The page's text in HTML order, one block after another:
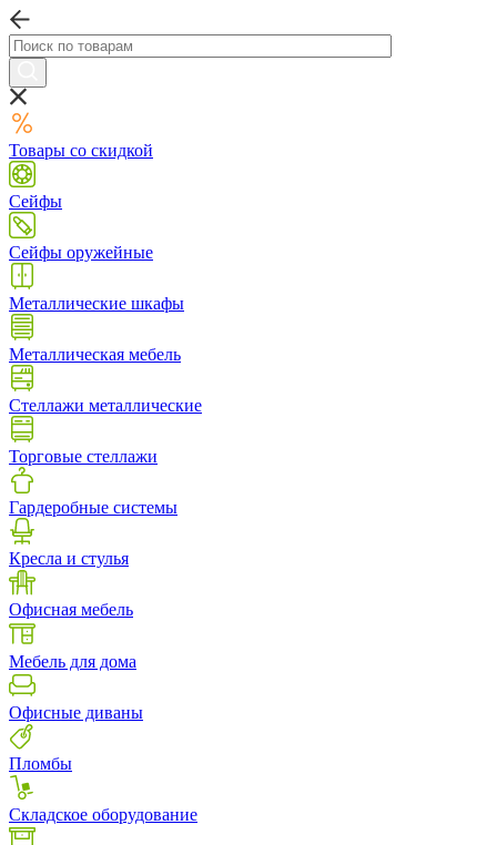
Товары со скидкой
Сейфы
Сейфы оружейные
Металлические шкафы
Металлическая мебель
Стеллажи металлические
Торговые стеллажи
Гардеробные системы
Кресла и стулья
Офисная мебель
Мебель для дома
Офисные диваны
Пломбы
Складское оборудование